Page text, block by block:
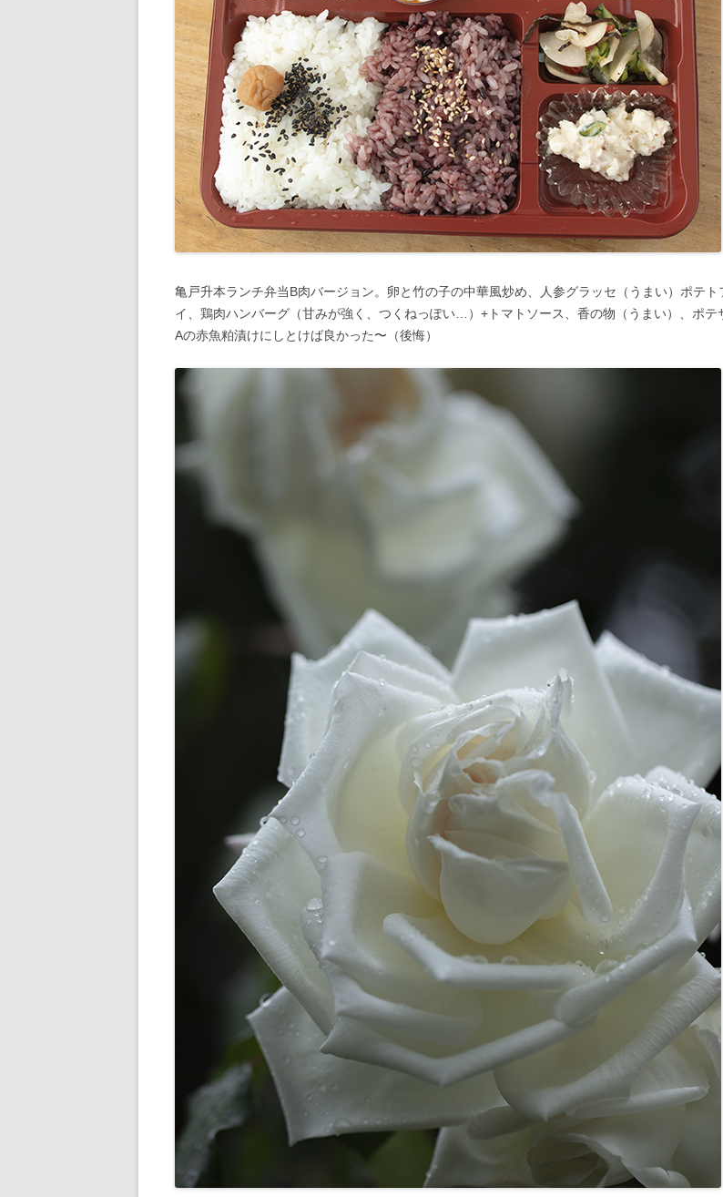
亀戸升本ランチ弁当B肉バージョン。卵と竹の子の中華風炒め、人参グラッセ（うまい）ポテト
イ、鶏肉ハンバーグ（甘みが強く、つくねっぽい…）+トマトソース、香の物（うまい）、ポテ
Aの赤魚粕漬けにしとけば良かった〜（後悔）